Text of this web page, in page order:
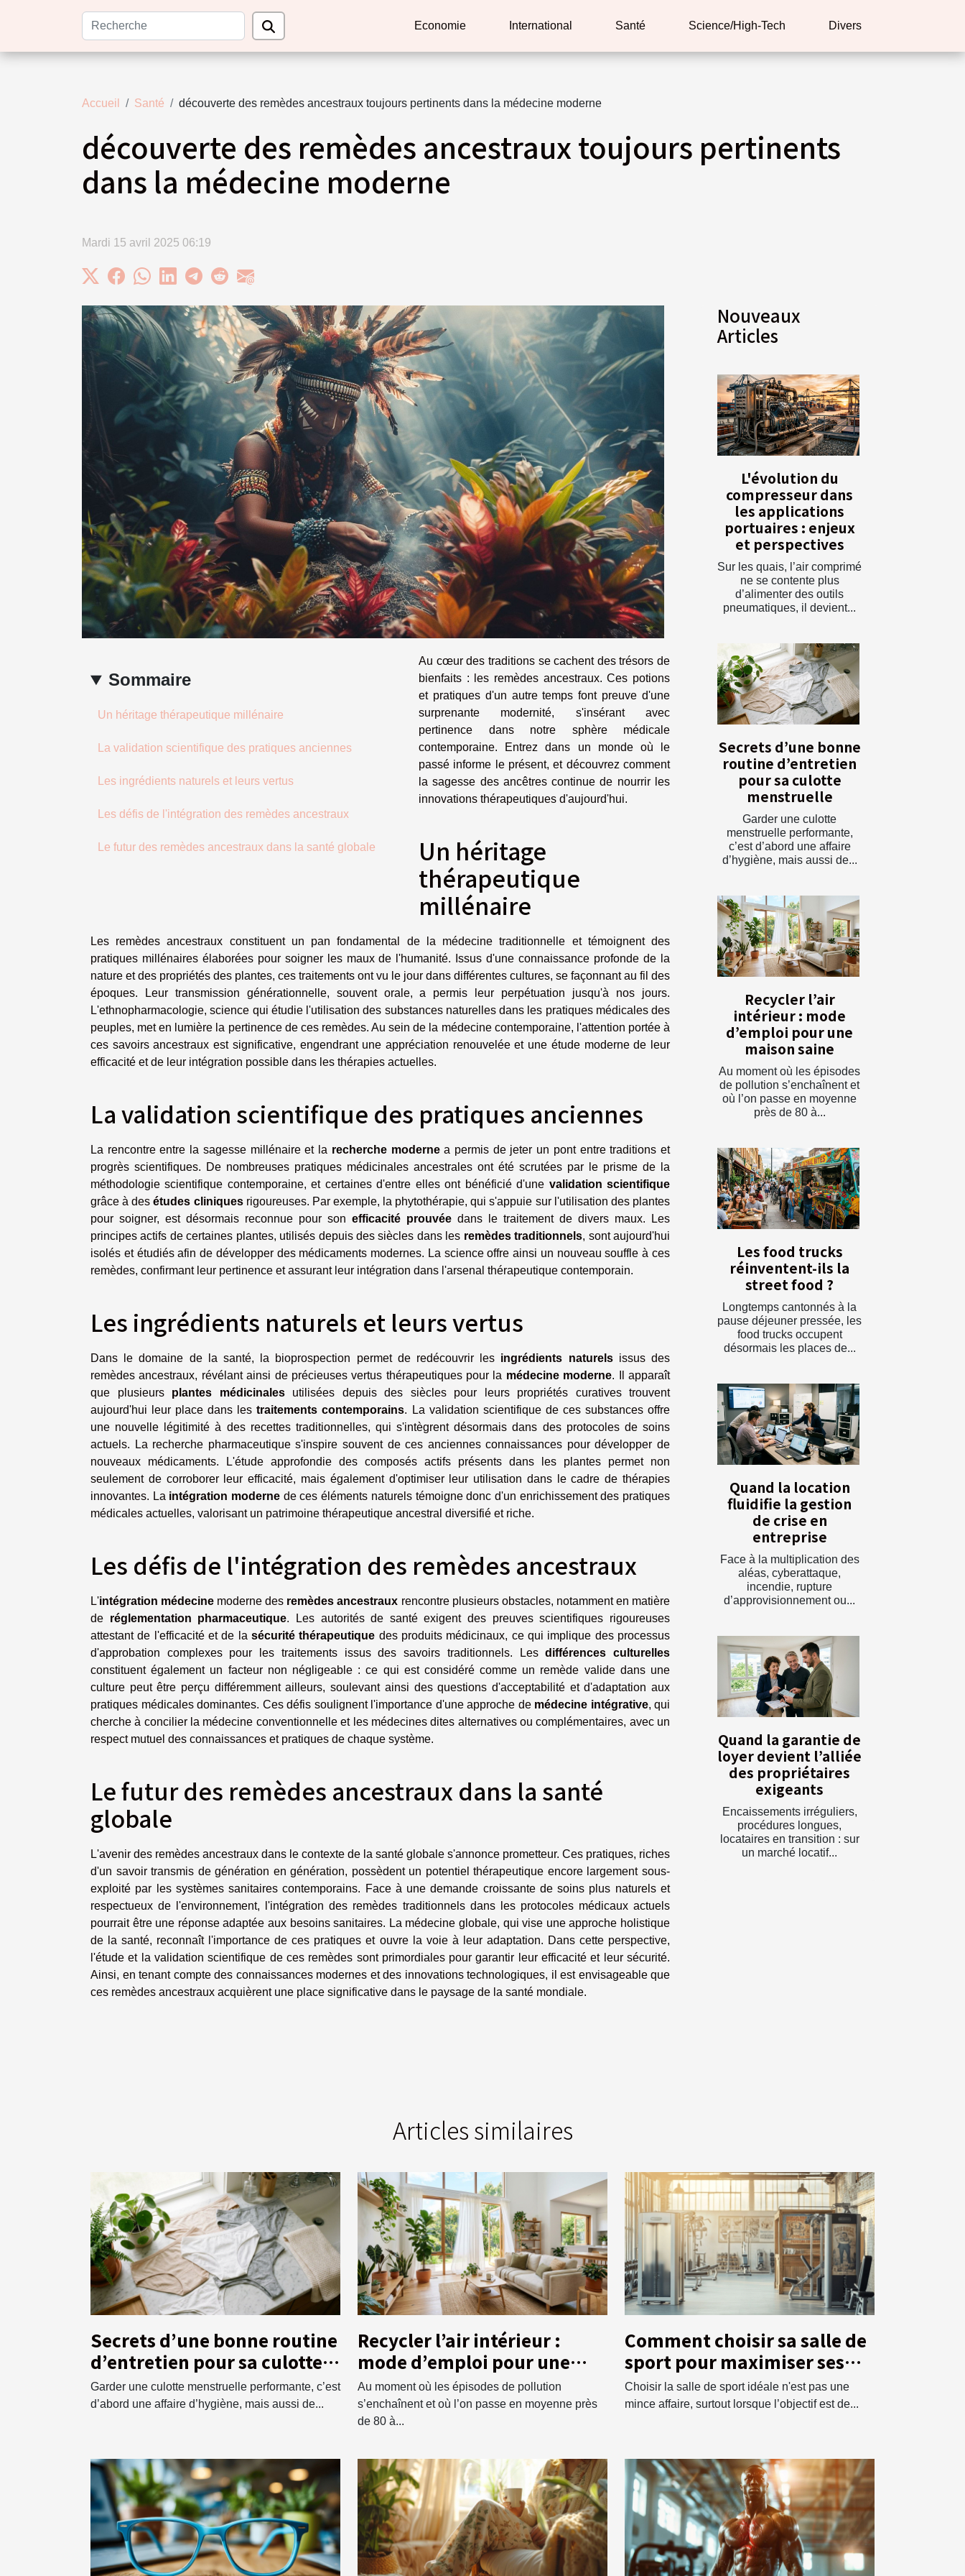
Economie International Santé Science/High-Tech Divers
Accueil Santé découverte des remèdes ancestraux toujours pertinents dans la médecine moderne
découverte des remèdes ancestraux toujours pertinents
dans la médecine moderne
Mardi 15 avril 2025 06:19
Sommaire
Un héritage thérapeutique millénaire
La validation scientifique des pratiques anciennes
Les ingrédients naturels et leurs vertus
Les défis de l'intégration des remèdes ancestraux
Le futur des remèdes ancestraux dans la santé globale
Au cœur des traditions se cachent des trésors de
bienfaits : les remèdes ancestraux. Ces potions
et pratiques d'un autre temps font preuve d'une
surprenante modernité, s'insérant avec
pertinence dans notre sphère médicale
contemporaine. Entrez dans un monde où le
passé informe le présent, et découvrez comment
la sagesse des ancêtres continue de nourrir les
innovations thérapeutiques d'aujourd'hui.
Un héritage
thérapeutique
millénaire
Les remèdes ancestraux constituent un pan fondamental de la médecine traditionnelle et témoignent des
pratiques millénaires élaborées pour soigner les maux de l'humanité. Issus d'une connaissance profonde de la
nature et des propriétés des plantes, ces traitements ont vu le jour dans différentes cultures, se façonnant au fil des
époques. Leur transmission générationnelle, souvent orale, a permis leur perpétuation jusqu'à nos jours.
L'ethnopharmacologie, science qui étudie l'utilisation des substances naturelles dans les pratiques médicales des
peuples, met en lumière la pertinence de ces remèdes. Au sein de la médecine contemporaine, l'attention portée à
ces savoirs ancestraux est significative, engendrant une appréciation renouvelée et une étude moderne de leur
efficacité et de leur intégration possible dans les thérapies actuelles.
La validation scientifique des pratiques anciennes
La rencontre entre la sagesse millénaire et la recherche modernea permis de jeter un pont entre traditions et
progrès scientifiques. De nombreuses pratiques médicinales ancestrales ont été scrutées par le prisme de la
méthodologie scientifique contemporaine, et certaines d'entre elles ont bénéficié d'une validation scientifique
grâce à desétudes cliniquesrigoureuses. Par exemple, la phytothérapie, qui s'appuie sur l'utilisation des plantes
pour soigner, est désormais reconnue pour son efficacité prouvée dans le traitement de divers maux. Les
principes actifs de certaines plantes, utilisés depuis des siècles dans les remèdes traditionnels, sont aujourd'hui
isolés et étudiés afin de développer des médicaments modernes. La science offre ainsi un nouveau souffle à ces
remèdes, confirmant leur pertinence et assurant leur intégration dans l'arsenal thérapeutique contemporain.
Les ingrédients naturels et leurs vertus
Dans le domaine de la santé, la bioprospection permet de redécouvrir les ingrédients naturelsissus des
remèdes ancestraux, révélant ainsi de précieuses vertus thérapeutiques pour la médecine moderne. Il apparaît
que plusieurs plantes médicinalesutilisées depuis des siècles pour leurs propriétés curatives trouvent
aujourd'hui leur place dans lestraitements contemporains. La validation scientifique de ces substances offre
une nouvelle légitimité à des recettes traditionnelles, qui s'intègrent désormais dans des protocoles de soins
actuels. La recherche pharmaceutique s'inspire souvent de ces anciennes connaissances pour développer de
nouveaux médicaments. L'étude approfondie des composés actifs présents dans les plantes permet non
seulement de corroborer leur efficacité, mais également d'optimiser leur utilisation dans le cadre de thérapies
innovantes. La intégration moderne de ces éléments naturels témoigne donc d'un enrichissement des pratiques
médicales actuelles, valorisant un patrimoine thérapeutique ancestral diversifié et riche.
Les défis de l'intégration des remèdes ancestraux
L'intégration médecine moderne des remèdes ancestraux rencontre plusieurs obstacles, notamment en matière
de réglementation pharmaceutique. Les autorités de santé exigent des preuves scientifiques rigoureuses
attestant de l'efficacité et de la sécurité thérapeutique des produits médicinaux, ce qui implique des processus
d'approbation complexes pour les traitements issus des savoirs traditionnels. Lesdifférences culturelles
constituent également un facteur non négligeable : ce qui est considéré comme un remède valide dans une
culture peut être perçu différemment ailleurs, soulevant ainsi des questions d'acceptabilité et d'adaptation aux
pratiques médicales dominantes. Ces défis soulignent l'importance d'une approche de médecine intégrative, qui
cherche à concilier la médecine conventionnelle et les médecines dites alternatives ou complémentaires, avec un
respect mutuel des connaissances et pratiques de chaque système.
Le futur des remèdes ancestraux dans la santé
globale
L'avenir des remèdes ancestraux dans le contexte de la santé globale s'annonce prometteur. Ces pratiques, riches
d'un savoir transmis de génération en génération, possèdent un potentiel thérapeutique encore largement sous-
exploité par les systèmes sanitaires contemporains. Face à une demande croissante de soins plus naturels et
respectueux de l'environnement, l'intégration des remèdes traditionnels dans les protocoles médicaux actuels
pourrait être une réponse adaptée aux besoins sanitaires. La médecine globale, qui vise une approche holistique
de la santé, reconnaît l'importance de ces pratiques et ouvre la voie à leur adaptation. Dans cette perspective,
l'étude et la validation scientifique de ces remèdes sont primordiales pour garantir leur efficacité et leur sécurité.
Ainsi, en tenant compte des connaissances modernes et des innovations technologiques, il est envisageable que
ces remèdes ancestraux acquièrent une place significative dans le paysage de la santé mondiale.
Nouveaux
Articles
L'évolution du
compresseur dans
les applications
portuaires : enjeux
et perspectives
Sur les quais, l’air comprimé
ne se contente plus
d’alimenter des outils
pneumatiques, il devient...
Secrets d’une bonne
routine d’entretien
pour sa culotte
menstruelle
Garder une culotte
menstruelle performante,
c’est d’abord une affaire
d’hygiène, mais aussi de...
Recycler l’air
intérieur : mode
d’emploi pour une
maison saine
Au moment où les épisodes
de pollution s’enchaînent et
où l’on passe en moyenne
près de 80 à...
Les food trucks
réinventent-ils la
street food ?
Longtemps cantonnés à la
pause déjeuner pressée, les
food trucks occupent
désormais les places de...
Quand la location
fluidifie la gestion
de crise en
entreprise
Face à la multiplication des
aléas, cyberattaque,
incendie, rupture
d’approvisionnement ou...
Quand la garantie de
loyer devient l’alliée
des propriétaires
exigeants
Encaissements irréguliers,
procédures longues,
locataires en transition : sur
un marché locatif...
Articles similaires
Secrets d’une bonne routine
d’entretien pour sa culotte
menstruelle
Garder une culotte menstruelle performante, c’est
d’abord une affaire d’hygiène, mais aussi de...
Recycler l’air intérieur :
mode d’emploi pour une
maison saine
Au moment où les épisodes de pollution
s’enchaînent et où l’on passe en moyenne près
de 80 à...
Comment choisir sa salle de
sport pour maximiser ses
entraînements ?
Choisir la salle de sport idéale n'est pas une
mince affaire, surtout lorsque l’objectif est de...